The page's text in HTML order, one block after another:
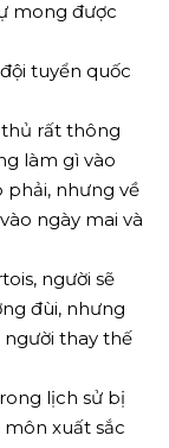
mong được
tuyển quốc
rất thông
làm gì vào
nhưng về
ngày mai và
người sẽ
đùi, nhưng
thay thế
lịch sử bị
xuất sắc